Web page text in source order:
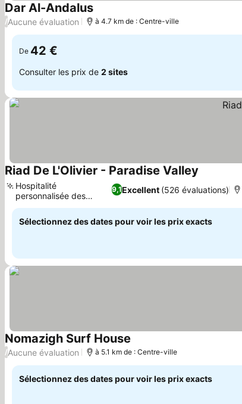
Dar Al-Andalus
/Aucune évaluation à 4.7 km de : Centre-ville
De 42 €
Consulter les prix de 2 sites
Riad De L'Olivier - Paradise Valley
9,1Excellent (526 évaluations)
Hospitalité
personnalisée des
propriétaires
Sélectionnez des dates pour voir les prix exacts
Nomazigh Surf House
/Aucune évaluation à 5.1 km de : Centre-ville
Sélectionnez des dates pour voir les prix exacts